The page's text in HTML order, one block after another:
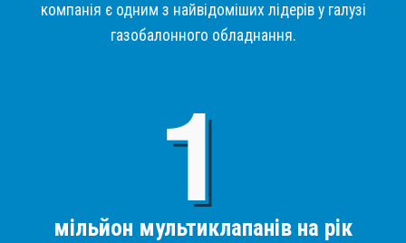
компанія є одним з найвідоміших лідерів у галузі
газобалонного обладнання.
мільйон мультиклапанів на рік